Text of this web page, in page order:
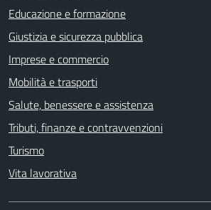
Educazione e formazione
Giustizia e sicurezza pubblica
Imprese e commercio
Mobilità e trasporti
Salute, benessere e assistenza
Tributi, finanze e contravvenzioni
Turismo
Vita lavorativa